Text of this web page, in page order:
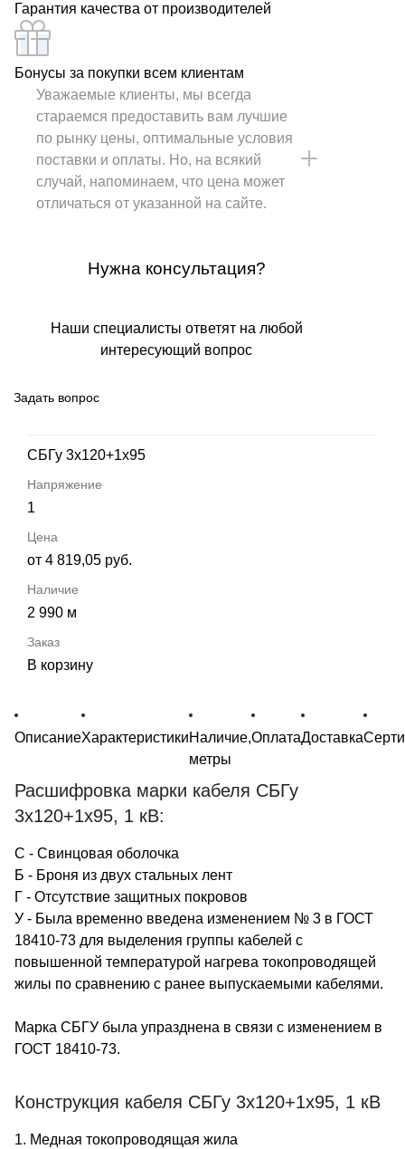
Гарантия качества от производителей
Бонусы за покупки всем клиентам
Уважаемые клиенты, мы всегда
стараемся предоставить вам лучшие
по рынку цены, оптимальные условия
поставки и оплаты. Но, на всякий
случай, напоминаем, что цена может
отличаться от указанной на сайте.
Нужна консультация?
Наши специалисты ответят на любой
интересующий вопрос
Задать вопрос
СБГу 3х120+1х95
1
от 4 819,05 руб.
2 990 м
В корзину
ОписаниеХарактеристикиНаличие,
метры
ОплатаДоставка
Расшифровка марки кабеля СБГу
3х120+1х95, 1 кВ:
С - Свинцовая оболочка
Б - Броня из двух стальных лент
Г - Отсутствие защитных покровов
У - Была временно введена изменением № 3 в ГОСТ
18410-73 для выделения группы кабелей с
повышенной температурой нагрева токопроводящей
жилы по сравнению с ранее выпускаемыми кабелями.
Марка СБГУ была упразднена в связи с изменением в
ГОСТ 18410-73.
Конструкция кабеля СБГу 3х120+1х95, 1 кВ
1. Медная токопроводящая жила